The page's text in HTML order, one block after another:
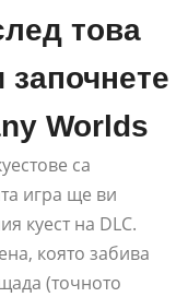
това
започнете
Worlds
са
игра ще ви
куест на DLC.
която забива
(точното